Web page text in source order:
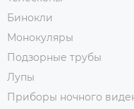
Бинокли
Монокуляры
Подзорные трубы
Лупы
Приборы ночного